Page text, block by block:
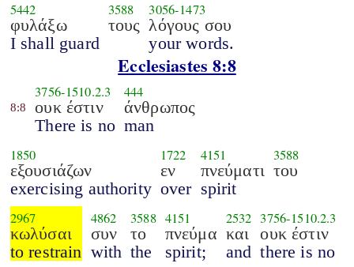
5442
φυλάξω
I shall guard
3588
τους
3056-1473
λόγους σου
your words.
Ecclesiastes 8:8
8:8
3756-1510.2.3
ουκ έστιν
There is no
444
άνθρωπος
man
1850
εξουσιάζων
exercising authority
1722
εν
over
4151
πνεύματι
spirit
3588
του
2967
κωλύσαι
to restrain
4862
συν
with
3588
το
the
4151
πνεύμα
spirit;
2532
και
and
3756-1510.2.3
ουκ έστιν
there is no